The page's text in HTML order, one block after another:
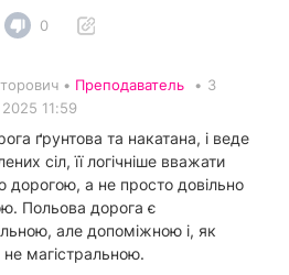
0
• Преподаватель • 3
11:59
ґрунтова та накатана, і веде
сіл, її логічніше вважати
дорогою, а не просто довільно
Польова дорога є
але допоміжною і, як
магістральною.